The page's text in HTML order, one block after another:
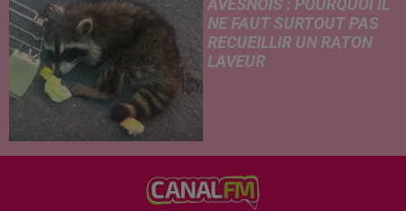
AVESNOIS : POURQUOI IL
NE FAUT SURTOUT PAS
RECUEILLIR UN RATON
LAVEUR